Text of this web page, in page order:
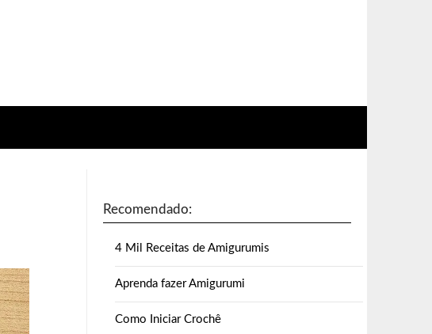
Recomendado:
4 Mil Receitas de Amigurumis
Aprenda fazer Amigurumi
Como Iniciar Crochê